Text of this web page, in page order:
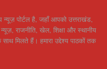
न्यूज़ पोर्टल है, जहाँ आपको उत्तराखंड,
राजनीति, खेल, शिक्षा और स्थानीय
मिलते हैं। हमारा उद्देश्य पाठकों तक